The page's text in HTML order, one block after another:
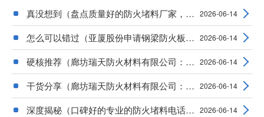
真没想到（盘点质量好的防火堵料厂家，附推荐 2026-06-14
怎么可以错过（亚厦股份申请钢梁防火板连接结 2026-06-14
硬核推荐（廊坊瑞天防火材料有限公司：巷道/防 2026-06-14
干货分享（廊坊瑞天防火材料有限公司：薄型钢 2026-06-14
深度揭秘（口碑好的专业的防火堵料电话，推荐 2026-06-14